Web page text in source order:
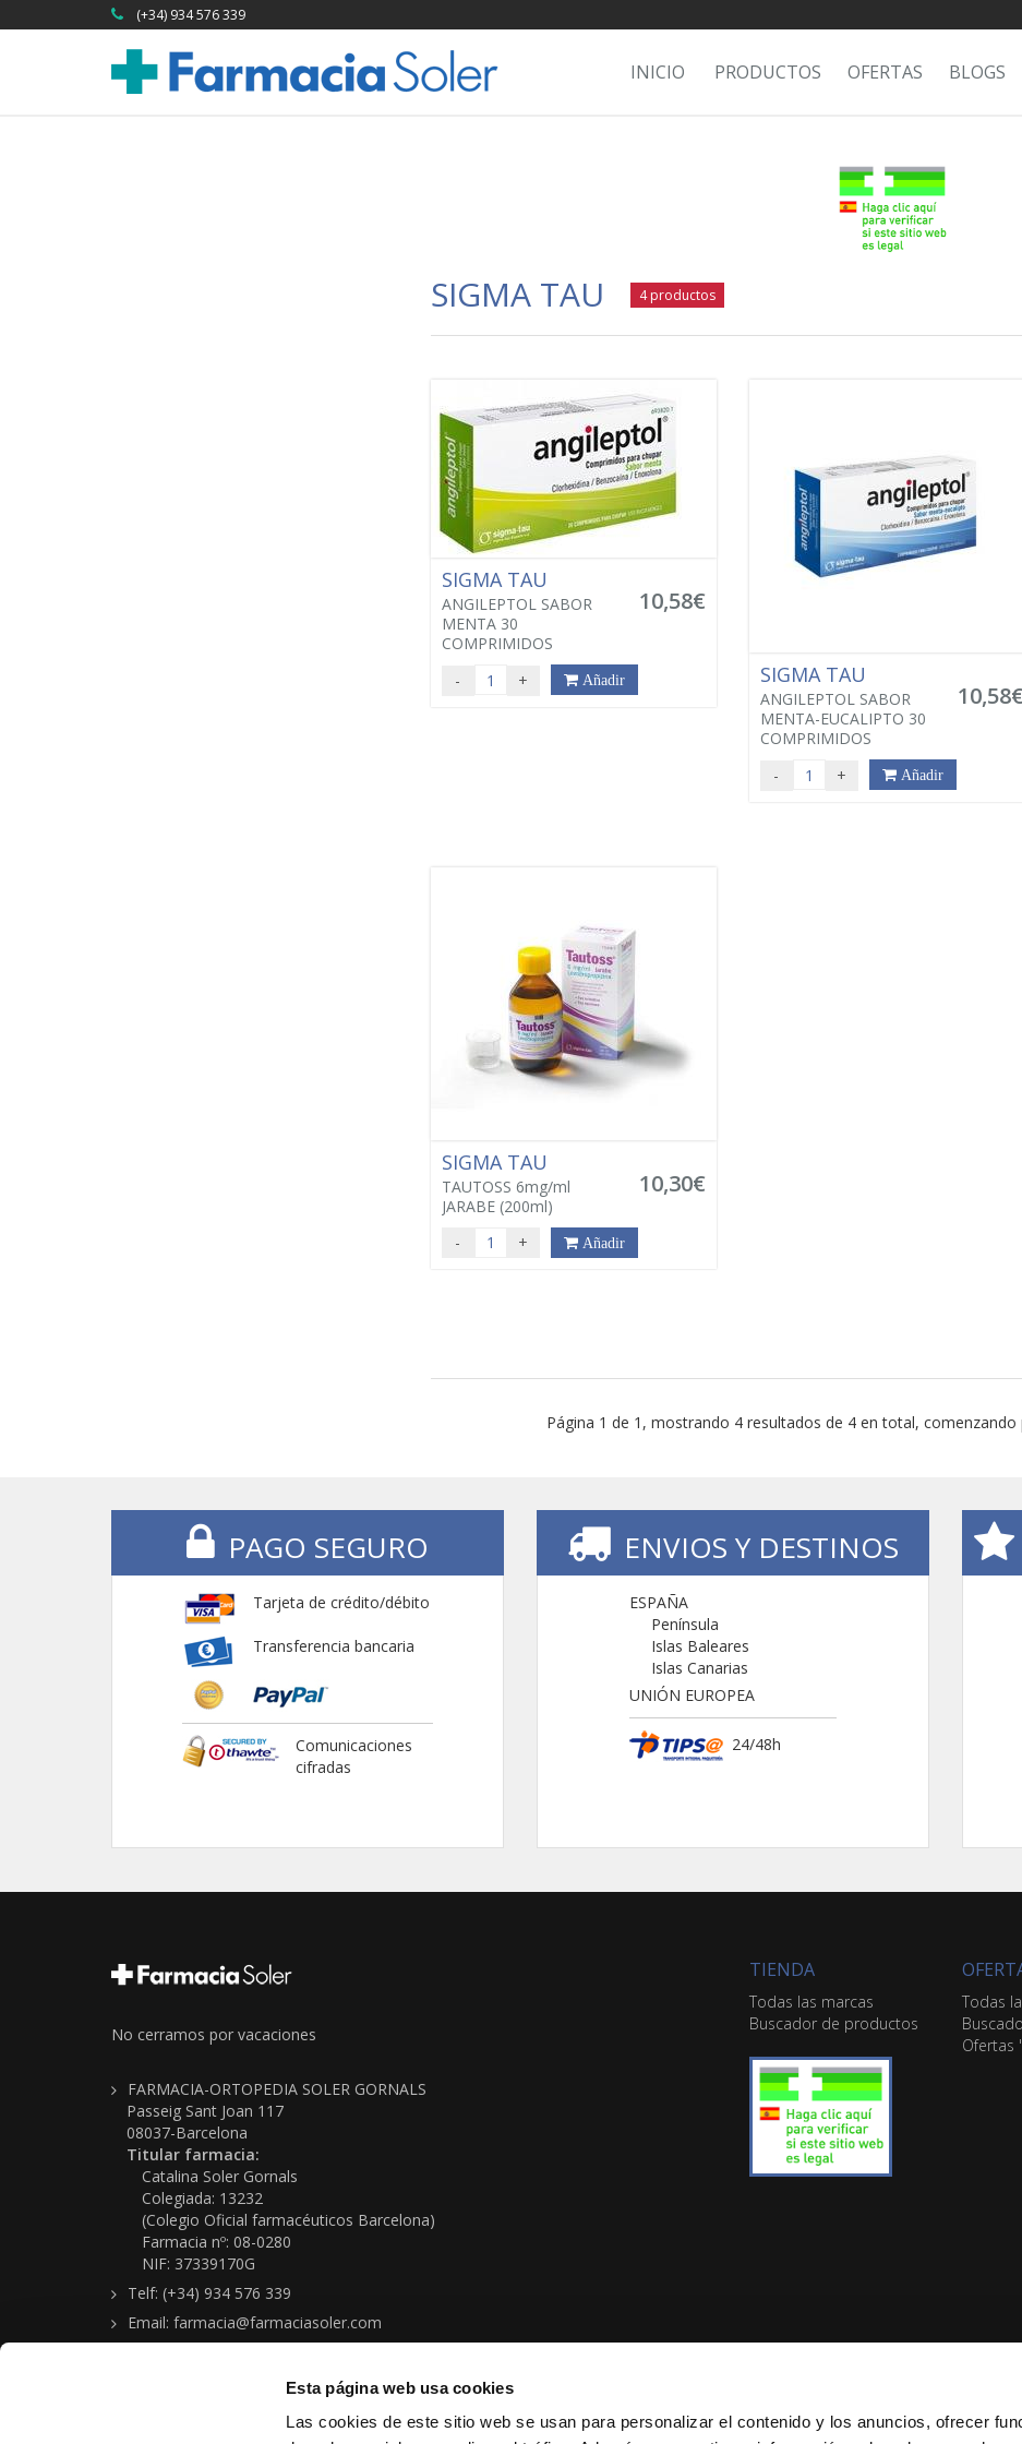
Esta página web usa cookies
Las cookies de este sitio web se usan para personalizar el contenido y los anuncios, ofrecer
(+34) 934 576 339
INICIO PRODUCTOS OFERTAS BLOGS
SIGMA TAU 4 productos
SIGMA TAU
ANGILEPTOL SABOR
MENTA 30
COMPRIMIDOS
10,58€
- + Añadir SIGMA TAU
ANGILEPTOL SABOR
MENTA-EUCALIPTO 30
COMPRIMIDOS
10,58€
- + Añadir
SIGMA TAU
TAUTOSS 6mg/ml
JARABE (200ml)
10,30€
- + Añadir
Página 1 de 1, mostrando 4 resultados de 4 en total,
PAGO SEGURO
Tarjeta de crédito/débito
Transferencia bancaria
Comunicaciones
cifradas
ENVIOS Y DESTINOS
ESPAÑA
Península
Islas Baleares
Islas Canarias
UNIÓN EUROPEA
24/48h
No cerramos por vacaciones
FARMACIA-ORTOPEDIA SOLER GORNALS
Passeig Sant Joan 117
08037-Barcelona
Titular farmacia:
Catalina Soler Gornals
Colegiada: 13232
(Colegio Oficial farmacéuticos Barcelona)
Farmacia nº: 08-0280
NIF: 37339170G
Telf: (+34) 934 576 339
Email: farmacia@farmaciasoler.com
TIENDA
Todas las marcas
Buscador de productos
Todas
Ofertas